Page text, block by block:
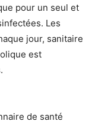
pour un seul et
Les
jour, sanitaire
est
de santé